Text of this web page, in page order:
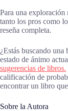
Para una
tanto los pros como
reseña completa.
¿Estás buscando una
estado de ánimo
sugerencias de libros.
calificación de
encontrar un libro
Sobre la Autora